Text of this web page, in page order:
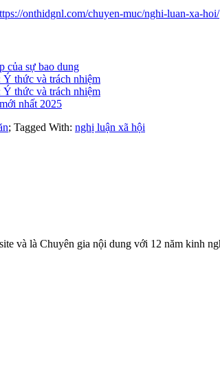
onthidgnl.com/chuyen-muc/nghi-luan-xa-hoi/
của sự bao dung
Ý thức và trách nhiệm
Ý thức và trách nhiệm
nhất 2025
; Tagged With: nghị luận xã hội
và là Chuyên gia nội dung với 12 năm kinh